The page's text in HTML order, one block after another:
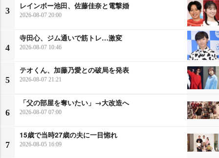
3
レインボー池田、佐藤佳奈と電撃婚
2026-08-07 20:00
4
寺田心、ジム通いで筋トレ…激変
2026-08-07 10:46
5
テオくん、加藤乃愛との破局を発表
2026-08-07 21:21
6
「父の部屋を奪いたい」→大改造へ
2026-08-07 07:00
7
15歳で当時27歳の夫に一目惚れ
2026-08-05 16:09